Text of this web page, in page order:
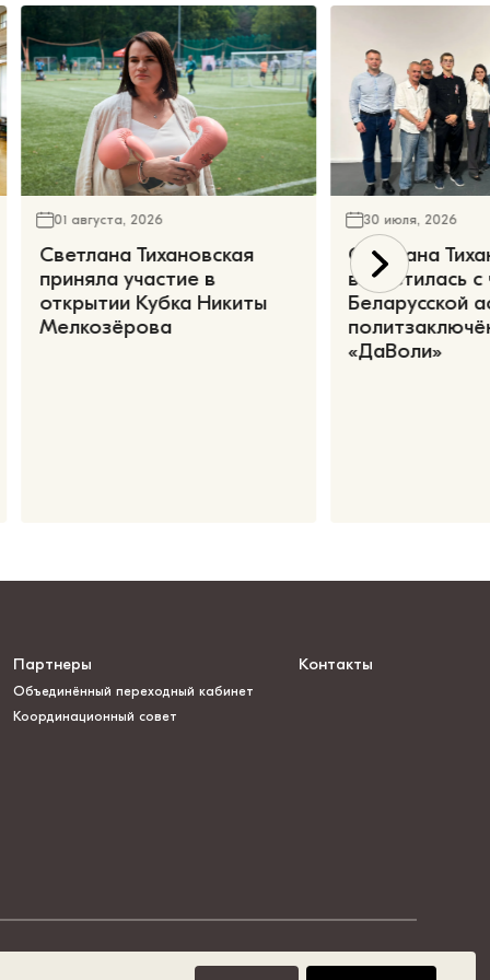
01 августа, 2026
Светлана Тихановская
приняла участие в
открытии Кубка Никиты
Мелкозёрова
30 июля, 2026
Светлана
встретилась
Беларусской
«ДаВоли»
Партнеры
Объединённый переходный кабинет
Координационный совет
Контакты